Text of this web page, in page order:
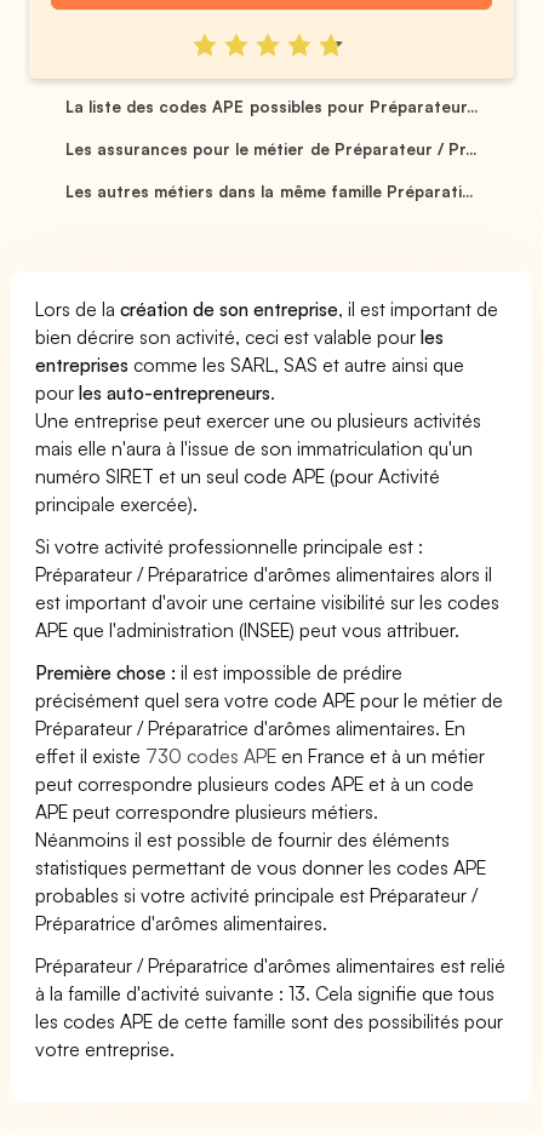
La liste des codes APE possibles pour Préparateur...
Les assurances pour le métier de Préparateur / Pr...
Les autres métiers dans la même famille Préparati...
Lors de lacréation de son entreprise, il est important de
bien décrire son activité, ceci est valable pourles
entreprises comme les SARL, SAS et autre ainsi que
pourles auto-entrepreneurs.
Une entreprise peut exercer une ou plusieurs activités
mais elle n'aura à l'issue de son immatriculation qu'un
numéro SIRET et un seul code APE (pour Activité
principale exercée).
Si votre activité professionnelle principale est :
Préparateur / Préparatrice d'arômes alimentaires alors il
est important d'avoir une certaine visibilité sur les codes
APE que l'administration (INSEE) peut vous attribuer.
Première chose : il est impossible de prédire
précisément quel sera votre code APE pour le métier de
Préparateur / Préparatrice d'arômes alimentaires. En
effet il existe 730 codes APE en France et à un métier
peut correspondre plusieurs codes APE et à un code
APE peut correspondre plusieurs métiers.
Néanmoins il est possible de fournir des éléments
statistiques permettant de vous donner les codes APE
probables si votre activité principale est Préparateur /
Préparatrice d'arômes alimentaires.
Préparateur / Préparatrice d'arômes alimentaires est relié
à la famille d'activité suivante : 13. Cela signifie que tous
les codes APE de cette famille sont des possibilités pour
votre entreprise.